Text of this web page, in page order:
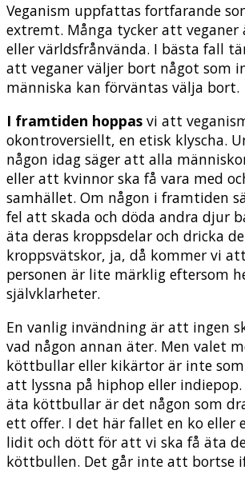
Veganism uppfattas fortfarande
extremt. Många tycker att veganer
eller världsfrånvända. I bästa fall
att veganer väljer bort något som
människa kan förväntas välja bort.
I framtiden hoppas vi att
okontroversiellt, en etisk klyscha.
någon idag säger att alla
eller att kvinnor ska få vara med
samhället. Om någon i framtiden
fel att skada och döda andra djur
äta deras kroppsdelar och dricka
kroppsvätskor, ja, då kommer vi
personen är lite märklig eftersom
självklarheter.
En vanlig invändning är att ingen
vad någon annan äter. Men valet
köttbullar eller kikärtor är inte
att lyssna på hiphop eller
äta köttbullar är det någon som
ett offer. I det här fallet en ko eller
lidit och dött för att vi ska få äta
köttbullen. Det går inte att bortse